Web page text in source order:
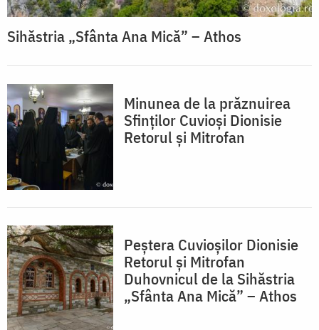
Sihăstria „Sfânta Ana Mică” – Athos
Minunea de la prăznuirea
Sfinților Cuvioși Dionisie
Retorul și Mitrofan
Peștera Cuvioșilor Dionisie
Retorul și Mitrofan
Duhovnicul de la Sihăstria
„Sfânta Ana Mică” – Athos